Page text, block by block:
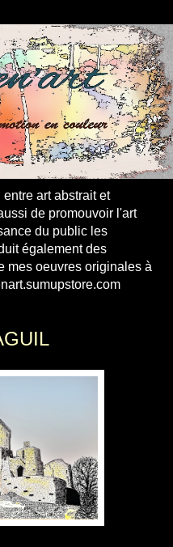
art abstrait et
de promouvoir l'art
du public les
également des
mes oeuvres originales à